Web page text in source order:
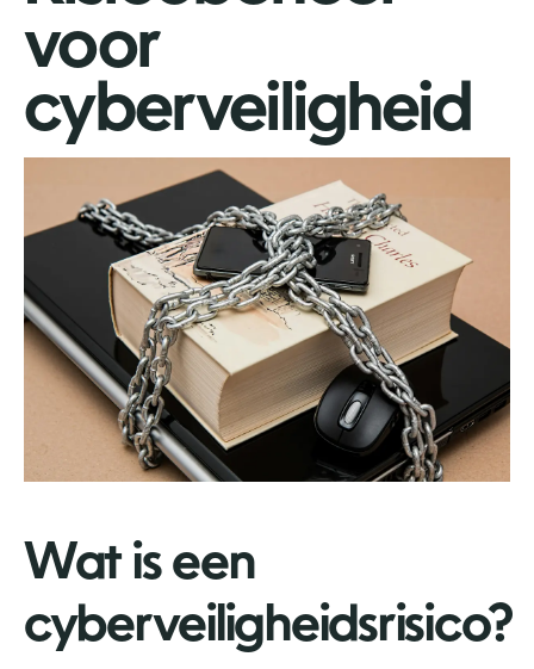
voor
cyberveiligheid
Wat is een
cyberveiligheidsrisico?